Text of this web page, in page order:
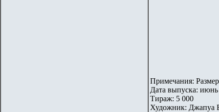
Примечания:
Дата выпуска: июнь
Тираж: 5 000
Художник: Джапуа